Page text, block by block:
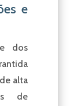
e
dos
alta
de